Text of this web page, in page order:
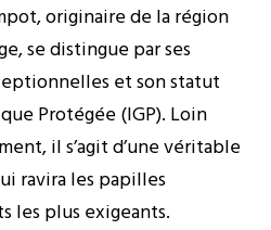
originaire de la région
se distingue par ses
et son statut
Protégée (IGP). Loin
il s’agit d’une véritable
ravira les papilles
les plus exigeants.